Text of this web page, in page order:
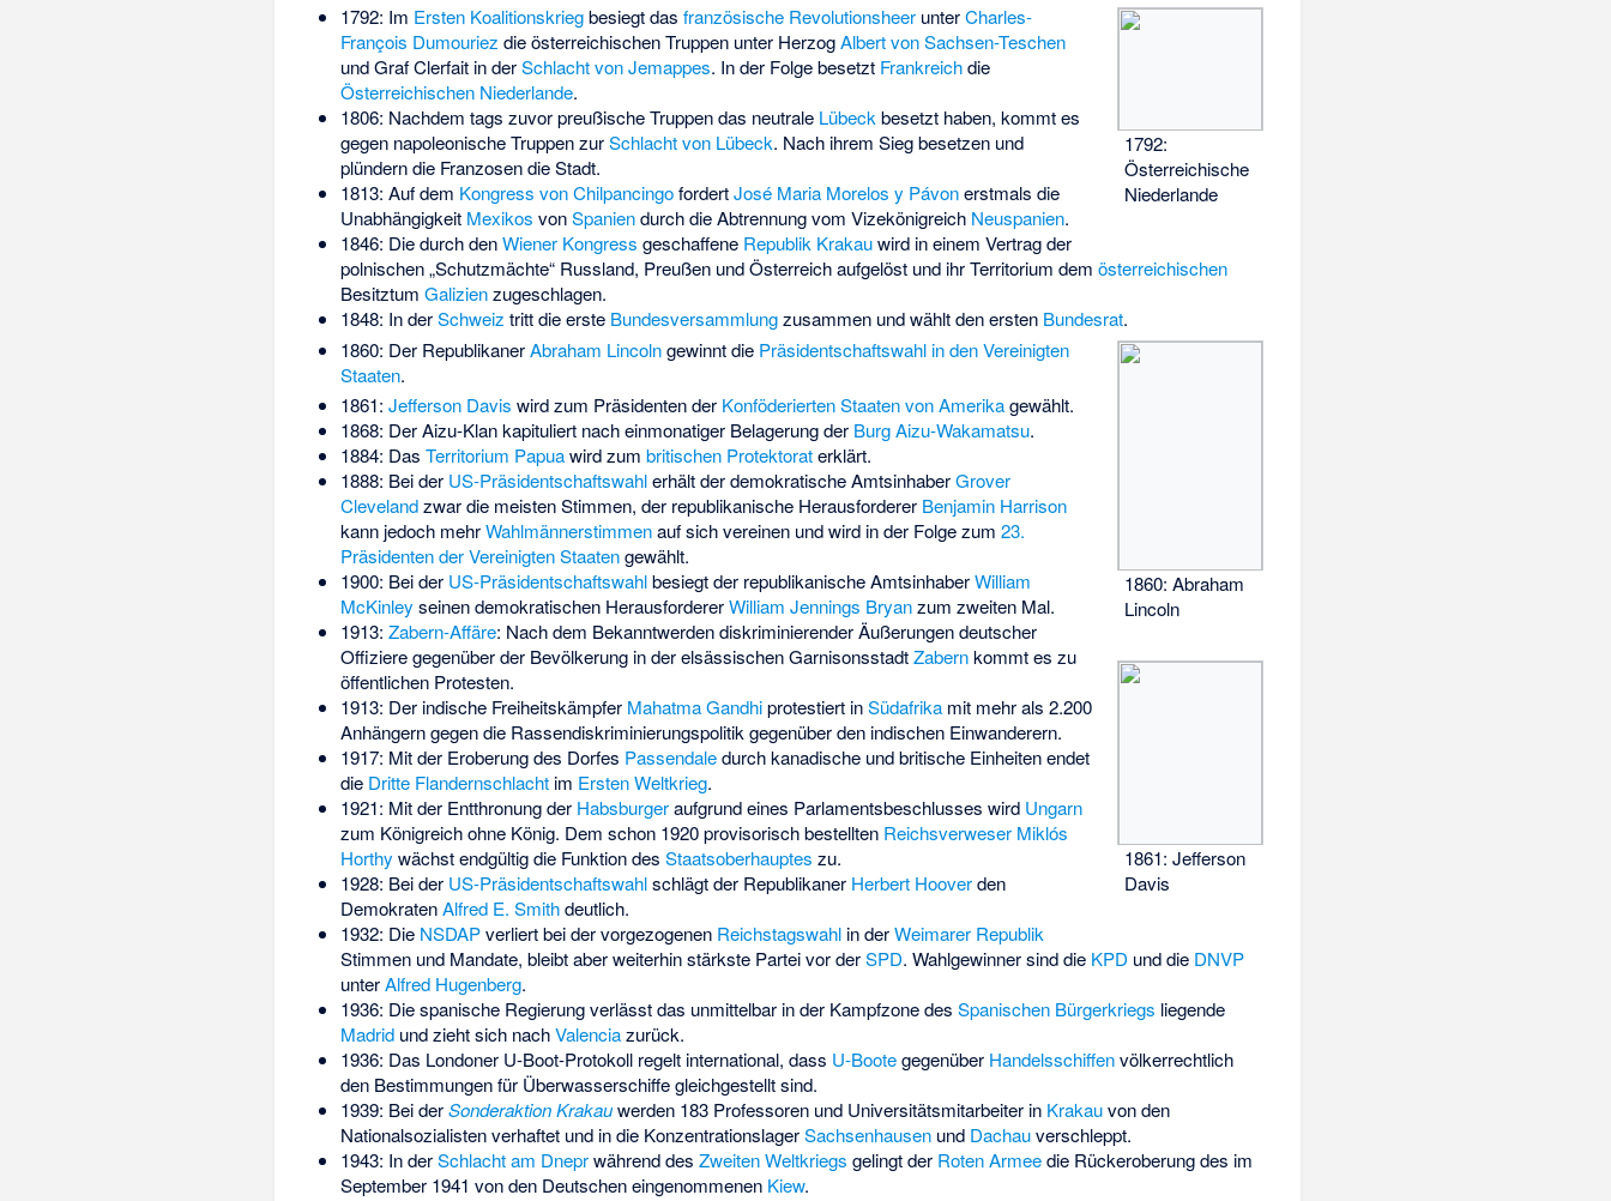
1792:
Österreichische
Niederlande
1792: Im Ersten Koalitionskriegbesiegt das französische RevolutionsheerunterCharles-
François Dumouriez die österreichischen Truppen unter HerzogAlbert von Sachsen-Teschen
undGraf Clerfaitin derSchlacht von Jemappes. In der Folge besetzt Frankreichdie
Österreichischen Niederlande.
1806: Nachdem tags zuvor preußische Truppen das neutrale Lübeckbesetzt haben, kommt es
gegen napoleonische Truppen zurSchlacht von Lübeck. Nach ihrem Sieg besetzen und
plündern die Franzosen die Stadt.
1813: Auf dem Kongress von ChilpancingofordertJosé Maria Morelos y Pávonerstmals die
Unabhängigkeit Mexikos vonSpaniendurch die Abtrennung vom Vizekönigreich Neuspanien.
1846: Die durch denWiener Kongress geschaffene Republik Krakauwird in einem Vertrag der
polnischen „Schutzmächte“ Russland, Preußen und Österreich aufgelöst und ihr Territorium dem österreichischen
Besitztum Galizienzugeschlagen.
1848: In derSchweiz tritt die erste Bundesversammlungzusammen und wählt den ersten Bundesrat.
1860: Abraham
Lincoln
1860: Der RepublikanerAbraham Lincolngewinnt die Präsidentschaftswahl in den Vereinigten
Staaten.
1861: Jefferson
Davis
1861: Jefferson Davis wird zum Präsidenten der Konföderierten Staaten von Amerikagewählt.
1868: Der Aizu-Klan kapituliert nach einmonatiger Belagerung der Burg Aizu-Wakamatsu.
1884: Das Territorium Papuawird zum britischen Protektoraterklärt.
1888: Bei der US-Präsidentschaftswahlerhält der demokratische AmtsinhaberGrover
Clevelandzwar die meisten Stimmen, der republikanische Herausforderer Benjamin Harrison
kann jedoch mehrWahlmännerstimmenauf sich vereinen und wird in der Folge zum 23.
Präsidenten der Vereinigten Staatengewählt.
1900: Bei der US-Präsidentschaftswahlbesiegt der republikanische AmtsinhaberWilliam
McKinley seinen demokratischen HerausfordererWilliam Jennings Bryanzum zweiten Mal.
1913: Zabern-Affäre: Nach dem Bekanntwerden diskriminierender Äußerungen deutscher
Offiziere gegenüber der Bevölkerung in der elsässischen GarnisonsstadtZabernkommt es zu
öffentlichen Protesten.
1913: Der indische Freiheitskämpfer Mahatma Gandhiprotestiert inSüdafrikamit mehr als 2.200
Anhängern gegen die Rassendiskriminierungspolitik gegenüber den indischen Einwanderern.
1917: Mit der Eroberung des Dorfes Passendaledurch kanadische und britische Einheiten endet
die Dritte Flandernschlachtim Ersten Weltkrieg.
1921: Mit der Entthronung der Habsburgeraufgrund eines Parlamentsbeschlusses wird Ungarn
zum Königreich ohne König. Dem schon 1920 provisorisch bestellten Reichsverweser Miklós
Horthy wächst endgültig die Funktion des Staatsoberhauptes zu.
1928: Bei der US-Präsidentschaftswahlschlägt der Republikaner Herbert Hooverden
DemokratenAlfred E. Smithdeutlich.
1932: Die NSDAPverliert bei der vorgezogenen Reichstagswahlin derWeimarer Republik
Stimmen und Mandate, bleibt aber weiterhin stärkste Partei vor derSPD. Wahlgewinner sind die KPD und die DNVP
unterAlfred Hugenberg.
1936: Die spanische Regierung verlässt das unmittelbar in der Kampfzone des Spanischen Bürgerkriegs liegende
Madridund zieht sich nachValenciazurück.
1936: Das Londoner U-Boot-Protokollregelt international, dass U-Bootegegenüber Handelsschiffenvölkerrechtlich
den Bestimmungen für Überwasserschiffe gleichgestellt sind.
1939: Bei derSonderaktion Krakauwerden 183 Professoren und Universitätsmitarbeiter in Krakauvon den
Nationalsozialisten verhaftet und in die KonzentrationslagerSachsenhausenund Dachauverschleppt.
1943: In derSchlacht am Dneprwährend des Zweiten Weltkriegs gelingt der Roten Armeedie Rückeroberung des im
September 1941 von den Deutschen eingenommenen Kiew.